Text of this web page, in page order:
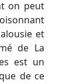
on peut
et
de La
est un
de ce